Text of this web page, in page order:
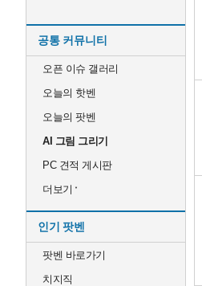
공통 커뮤니티
오픈 이슈 갤러리
오늘의 핫벤
오늘의 팟벤
AI 그림 그리기
PC 견적 게시판
더보기
인기 팟벤
팟벤 바로가기
치지직